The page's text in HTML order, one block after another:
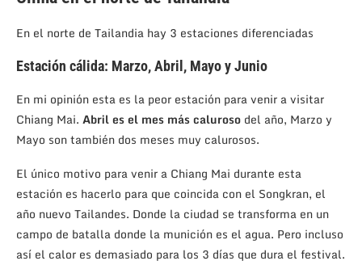
En el norte de Tailandia hay 3 estaciones diferenciadas
Estación cálida: Marzo, Abril, Mayo y Junio
En mi opinión esta es la peor estación para venir a visitar
Chiang Mai. Abril es el mes más caluroso del año, Marzo y
Mayo son también dos meses muy calurosos.
El único motivo para venir a Chiang Mai durante esta
estación es hacerlo para que coincida con el Songkran, el
año nuevo Tailandes. Donde la ciudad se transforma en un
campo de batalla donde la munición es el agua. Pero incluso
así el calor es demasiado para los 3 días que dura el festival.